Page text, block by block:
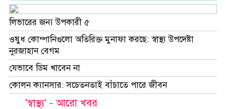
লিভারের জন্য উপকারী ৫
ওষুধ কোম্পানিগুলো অতিরিক্ত মুনাফা করছে: স্বাস্থ্য উপদেষ্টা
নুরজাহান বেগম
যেভাবে ডিম খাবেন না
কোলন ক্যানসার: সচেতনতাই বাঁচাতে পারে জীবন
'স্বাস্থ্য' - আরো খবর